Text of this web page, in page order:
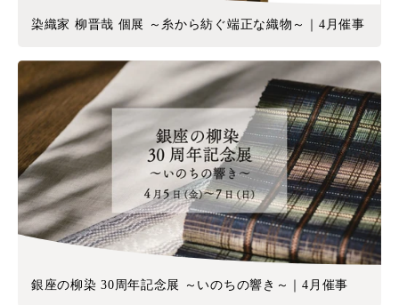
染織家 柳晋哉 個展 ～糸から紡ぐ端正な織物～｜4月催事
銀座の柳染 30周年記念展 ～いのちの響き～｜4月催事